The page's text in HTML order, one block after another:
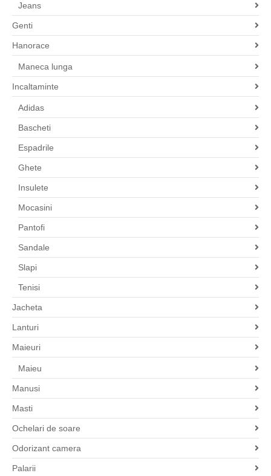
Jeans
Genti
Hanorace
Maneca lunga
Incaltaminte
Adidas
Bascheti
Espadrile
Ghete
Insulete
Mocasini
Pantofi
Sandale
Slapi
Tenisi
Jacheta
Lanturi
Maieuri
Maieu
Manusi
Masti
Ochelari de soare
Odorizant camera
Palarii